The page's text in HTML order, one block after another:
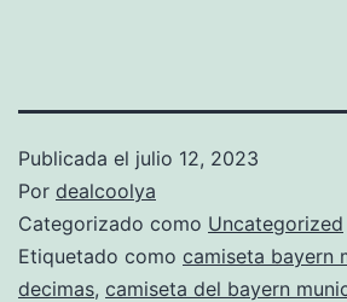
Publicada el julio 12, 2023
Por dealcoolya
Categorizado como Uncategorized
Etiquetado como camiseta bayern
decimas, camiseta del bayern